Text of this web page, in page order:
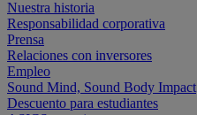
Nuestra historia
Responsabilidad corporativa
Prensa
Relaciones con inversores
Empleo
Sound Mind, Sound Body Impact
Descuento para estudiantes